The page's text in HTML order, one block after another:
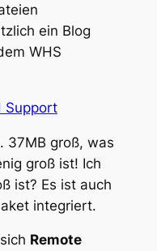
ein Blog
WHS
Support
37MB groß, was
groß ist! Ich
ist? Es ist auch
integriert.
Remote